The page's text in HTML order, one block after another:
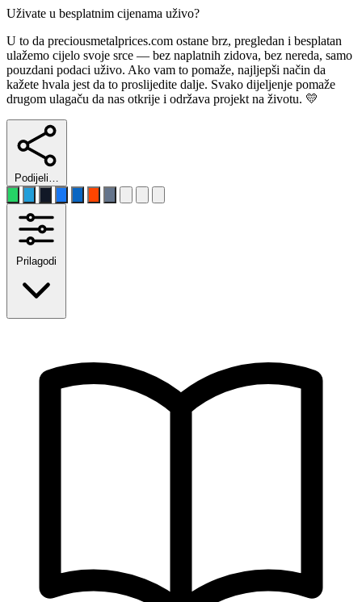
Uživate u besplatnim cijenama uživo?
U to da preciousmetalprices.com ostane brz, pregledan i besplatan
ulažemo cijelo svoje srce — bez naplatnih zidova, bez nereda, samo
pouzdani podaci uživo. Ako vam to pomaže, najljepši način da
kažete hvala jest da to proslijedite dalje. Svako dijeljenje pomaže
drugom ulagaču da nas otkrije i održava projekt na životu. 💛
Podijeli…
Prilagodi